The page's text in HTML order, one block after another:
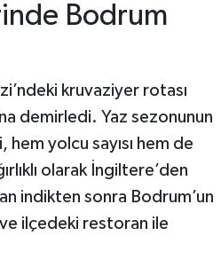
Bodrum
kruvaziyer rotası
demirledi. Yaz sezonunun
yolcu sayısı hem de
olarak İngiltere’den
indikten sonra Bodrum’un
ilçedeki restoran ile